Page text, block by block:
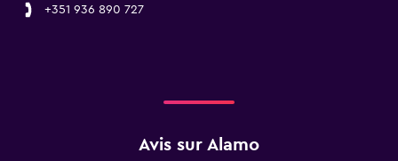
+351 936 890 727
Avis sur Alamo